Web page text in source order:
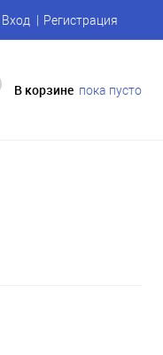
Вход Регистрация
В корзине пока пусто